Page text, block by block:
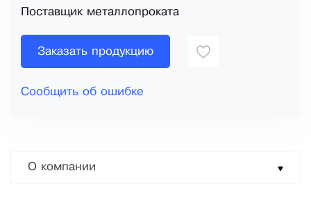
Поставщик металлопроката
Заказать продукцию
Сообщить об ошибке
О компании